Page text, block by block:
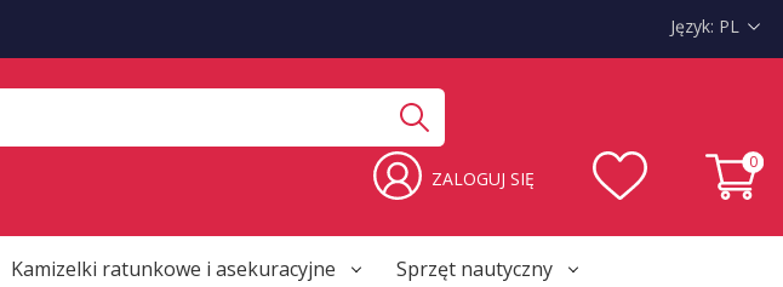
Język: PL
0
ZALOGUJ SIĘ
Kamizelki ratunkowe i asekuracyjne
Sprzęt nautyczny